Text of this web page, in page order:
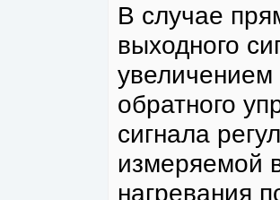
В случае
выходного
обратного
сигнала
измеряемой
нагревания